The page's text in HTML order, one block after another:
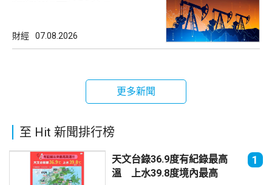
財經 07.08.2026
更多新聞
至 Hit 新聞排行榜
天文台錄36.9度有紀錄最高
溫 上水39.8度境內最高
1